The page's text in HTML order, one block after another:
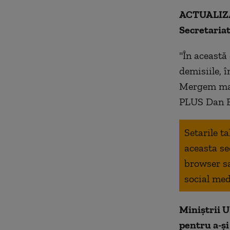
"În
demisiile,
Mergem
PLUS Dan
Setarile
aceasta
browser
social
Miniștrii
pentru a-